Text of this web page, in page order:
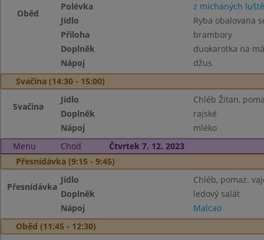
Oběd
Polévka
z míchaných
Jídlo
Ryba obalovana
Příloha
brambory
Doplněk
duokarotka na
Nápoj
džus
Svačina (14:30 - 15:00)
Svačina
Jídlo
Chléb Žitan,
Doplněk
rajské
Nápoj
mléko
Menu
Chod
Čtvrtek 7. 12. 2023
Přesnídávka (9:15 - 9:45)
Přesnídávka
Jídlo
Chléb, pomaz.
Doplněk
ledový salát
Nápoj
Malcao
Oběd (11:45 - 12:30)